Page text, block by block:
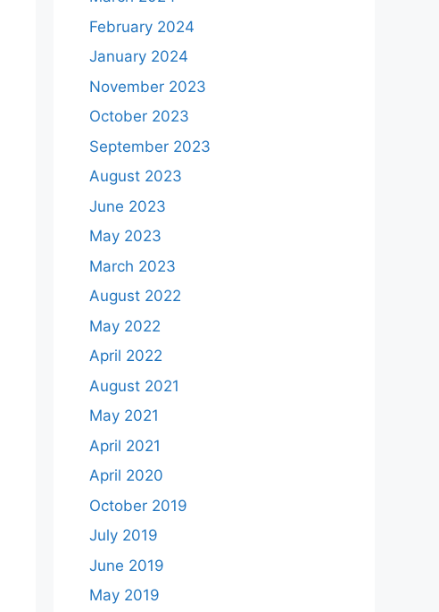
February 2024
January 2024
November 2023
October 2023
September 2023
August 2023
June 2023
May 2023
March 2023
August 2022
May 2022
April 2022
August 2021
May 2021
April 2021
April 2020
October 2019
July 2019
June 2019
May 2019